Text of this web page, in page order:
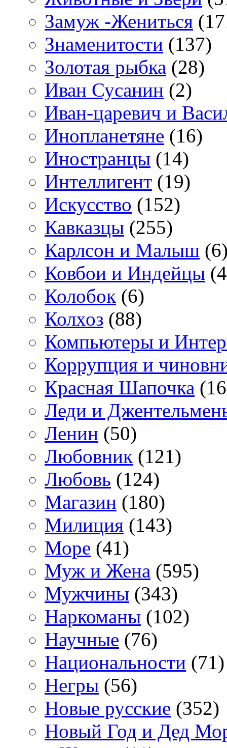
Замуж -Жениться
Знаменитости (137)
Золотая рыбка (28)
Иван Сусанин (2)
Иван-царевич и
Инопланетяне (16)
Иностранцы (14)
Интеллигент (19)
Искусство (152)
Кавказцы (255)
Карлсон и Малыш
Ковбои и Индейцы
Колобок (6)
Колхоз (88)
Компьютеры и
Коррупция и
Красная Шапочка
Леди и
Ленин (50)
Любовник (121)
Любовь (124)
Магазин (180)
Милиция (143)
Море (41)
Муж и Жена (595)
Мужчины (343)
Наркоманы (102)
Научные (76)
Национальности (71)
Негры (56)
Новые русские (352)
Новый Год и Дед